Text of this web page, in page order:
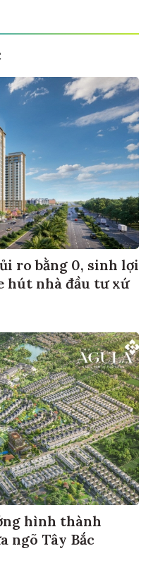
ro bằng 0, sinh lợi
hút nhà đầu tư xứ
hình thành
ngõ Tây Bắc